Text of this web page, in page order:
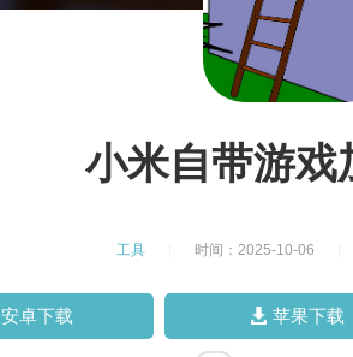
小米自带游戏
工具 时间：2025-10-06
安卓下载 苹果下载